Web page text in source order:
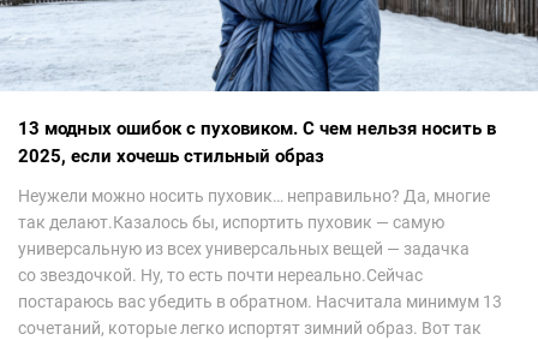
13 модных ошибок с пуховиком. С чем нельзя носить в
2025, если хочешь стильный образ
Неужели можно носить пуховик… неправильно? Да, многие
так делают.Казалось бы, испортить пуховик — самую
универсальную из всех универсальных вещей — задачка
со звездочкой. Ну, то есть почти нереально.Сейчас
постараюсь вас убедить в обратном. Насчитала минимум 13
сочетаний, которые легко испортят зимний образ. Вот так